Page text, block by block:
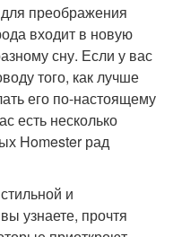
преображения
входит в новую
сну. Если у вас
того, как лучше
его по-настоящему
есть несколько
Homester рад
и
узнаете, прочтя